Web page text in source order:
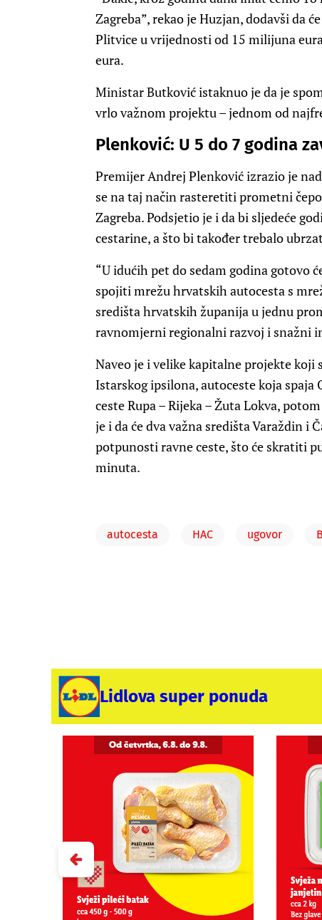
Zagreba”, rekao je Huzjan, dodavši da
Plitvice u vrijednosti od 15 milijuna
eura.
Ministar Butković istaknuo je da je
vrlo važnom projektu – jednom od
Plenković: U 5 do 7 godina
Premijer Andrej Plenković izrazio je
se na taj način rasteretiti prometni
Zagreba. Podsjetio je i da bi sljedeće
cestarine, a što bi također trebalo
“U idućih pet do sedam godina gotovo
spojiti mrežu hrvatskih autocesta s
središta hrvatskih županija u jednu
ravnomjerni regionalni razvoj i snažni
Naveo je i velike kapitalne projekte koji
Istarskog ipsilona, autoceste koja
ceste Rupa – Rijeka – Žuta Lokva,
je i da će dva važna središta Varaždin i
potpunosti ravne ceste, što će skratiti
minuta.
autocesta HAC ugovor
Lidlova super ponuda